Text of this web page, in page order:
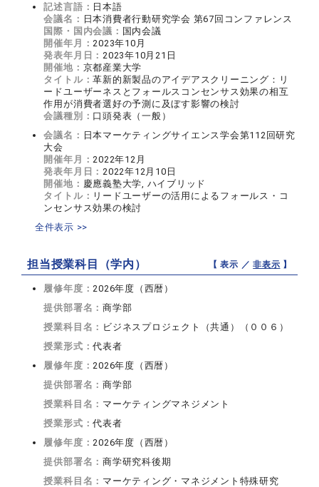
記述言語： 日本語
会議名： 日本消費者行動研究学会 第67回コンファレンス
国際・国内会議： 国内会議
開催年月： 2023年10月
発表年月日： 2023年10月21日
開催地： 京都産業大学
タイトル：革新的新製品のアイデアスクリーニング：リ
ードユーザーネスとフォールスコンセンサス効果の相互
作用が消費者選好の予測に及ぼす影響の検討
会議種別： 口頭発表（一般）
会議名： 日本マーケティングサイエンス学会第112回研究
大会
開催年月： 2022年12月
発表年月日： 2022年12月10日
開催地： 慶應義塾大学, ハイブリッド
タイトル： リードユーザーの活用によるフォールス・コ
ンセンサス効果の検討
全件表示 >>
担当授業科目（学内） 【 表示 ／非表示 】
履修年度： 2026年度（西暦）
提供部署名：商学部
授業科目名： ビジネスプロジェクト（共通）（００６）
授業形式：代表者
履修年度： 2026年度（西暦）
提供部署名：商学部
授業科目名： マーケティングマネジメント
授業形式：代表者
履修年度： 2026年度（西暦）
提供部署名：商学研究科後期
授業科目名： マーケティング・マネジメント特殊研究